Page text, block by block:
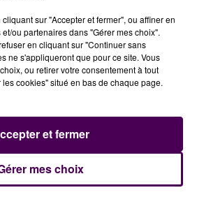
prêter de l'argent et expliquent
sur "Accepter et fermer", ou affiner en
ou partenaires dans "Gérer mes choix".
en cliquant sur "Continuer sans
ne s'appliqueront que pour ce site. Vous
ou retirer votre consentement à tout
cookies" situé en bas de chaque page.
mes choix
et fermer